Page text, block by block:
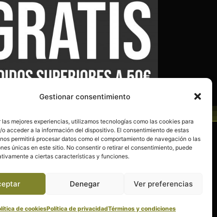
Gestionar consentimiento
las mejores experiencias, utilizamos tecnologías como las cookies para
o acceder a la información del dispositivo. El consentimiento de estas
permitirá procesar datos como el comportamiento de navegación o las
únicas en este sitio. No consentir o retirar el consentimiento, puede
a ciertas características y funciones.
Denegar Ver preferencias
de cookiesPolítica de privacidadTérminos y condiciones
Política de privacidad
Política de cookies (UE)
Términos y condiciones